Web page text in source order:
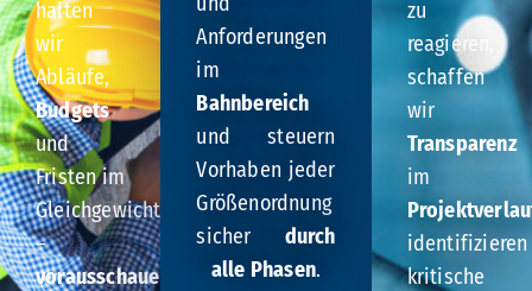
halten
wir
Abläufe,
Budgets
und
Fristen im
Gleichgewicht
–
vorausschauend
Anforderungen
im
Bahnbereich
und steuern
Vorhaben jeder
Größenordnung
sicher durch
alle Phasen.
zu
reagieren,
schaffen
wir
Transparenz
im
identifizieren
kritische